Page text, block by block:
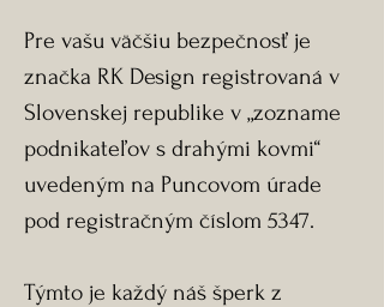
Pre vašu väčšiu bezpečnosť je
značka RK Design registrovaná v
Slovenskej republike v „zozname
podnikateľov s drahými kovmi“
uvedeným na Puncovom úrade
pod registračným číslom 5347.
Týmto je každý náš šperk z